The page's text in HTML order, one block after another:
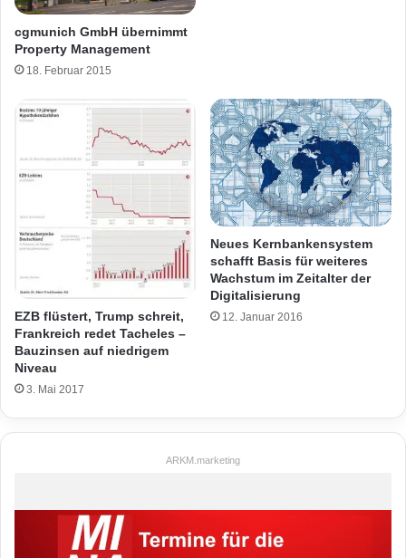
cgmunich GmbH übernimmt
Property Management
18. Februar 2015
EZB flüstert, Trump schreit,
Frankreich redet Tacheles –
Bauzinsen auf niedrigem
Niveau
3. Mai 2017
Neues Kernbankensystem
schafft Basis für weiteres
Wachstum im Zeitalter der
Digitalisierung
12. Januar 2016
ARKM.marketing